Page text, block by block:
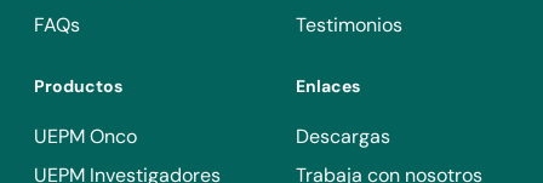
FAQs
Testimonios
Productos
UEPM Onco
UEPM Investigadores
Enlaces
Descargas
Trabaja con nosotros